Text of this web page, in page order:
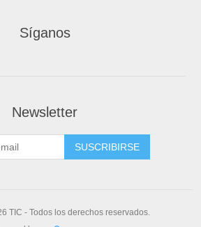
Síganos
Newsletter
TIC - Todos los derechos reservados.